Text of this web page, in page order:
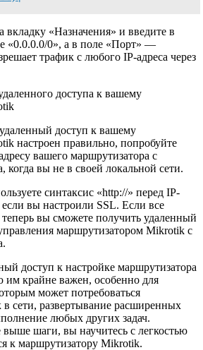
вкладку «Назначения» и введите в
«0.0.0.0/0», а в поле «Порт» —
трафик с любого IP-адреса через
доступа к вашему
доступ к вашему
настроен правильно, попробуйте
вашего маршрутизатора с
когда вы не в своей локальной сети.
синтаксис «http://» перед IP-
вы настроили SSL. Если все
вы сможете получить удаленный
маршрутизатором Mikrotik с
доступ к настройке маршрутизатора
крайне важен, особенно для
может потребоваться
в сети, развертывание расширенных
любых других задач.
шаги, вы научитесь с легкостью
к маршрутизатору Mikrotik.